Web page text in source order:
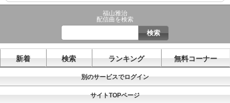
福山雅治
配信曲を検索
新着 検索 ランキング 無料コーナー
別のサービスでログイン
サイトTOPページ